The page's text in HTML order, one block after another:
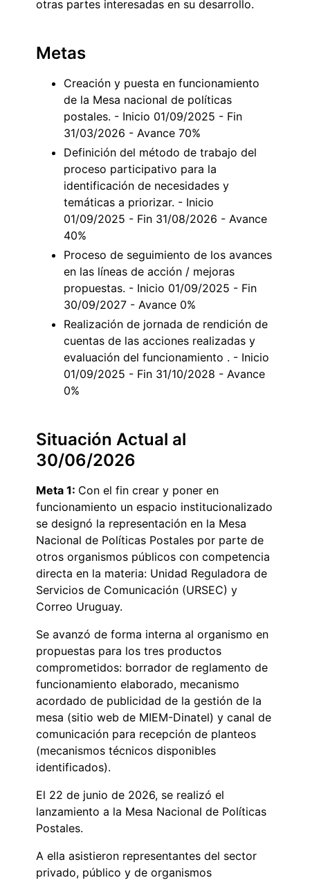
otras partes interesadas en su desarrollo.
Metas
Creación y puesta en funcionamiento
de la Mesa nacional de políticas
postales. - Inicio 01/09/2025 - Fin
31/03/2026 - Avance 70%
Definición del método de trabajo del
proceso participativo para la
identificación de necesidades y
temáticas a priorizar. - Inicio
01/09/2025 - Fin 31/08/2026 - Avance
40%
Proceso de seguimiento de los avances
en las líneas de acción / mejoras
propuestas. - Inicio 01/09/2025 - Fin
30/09/2027 - Avance 0%
Realización de jornada de rendición de
cuentas de las acciones realizadas y
evaluación del funcionamiento . - Inicio
01/09/2025 - Fin 31/10/2028 - Avance
0%
Situación Actual al
30/06/2026
Meta 1: Con el fin crear y poner en
funcionamiento un espacio institucionalizado
se designó la representación en la Mesa
Nacional de Políticas Postales por parte de
otros organismos públicos con competencia
directa en la materia: Unidad Reguladora de
Servicios de Comunicación (URSEC) y
Correo Uruguay.
Se avanzó de forma interna al organismo en
propuestas para los tres productos
comprometidos: borrador de reglamento de
funcionamiento elaborado, mecanismo
acordado de publicidad de la gestión de la
mesa (sitio web de MIEM-Dinatel) y canal de
comunicación para recepción de planteos
(mecanismos técnicos disponibles
identificados).
El 22 de junio de 2026, se realizó el
lanzamiento a la Mesa Nacional de Políticas
Postales.
A ella asistieron representantes del sector
privado, público y de organismos